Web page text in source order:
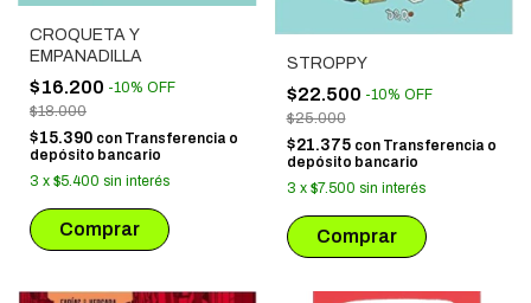
CROQUETA Y
EMPANADILLA
$16.200 -10% OFF
$18.000
$15.390 con Transferencia o
depósito bancario
3 x $5.400 sin interés
STROPPY
$22.500 -10% OFF
$25.000
$21.375 con Transferencia o
depósito bancario
3 x $7.500 sin interés